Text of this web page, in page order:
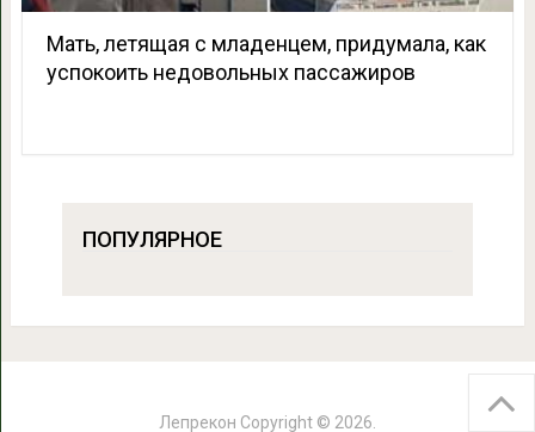
Мать, летящая с младенцем, придумала, как
успокоить недовольных пассажиров
ПОПУЛЯРНОЕ
Лепрекон Copyright © 2026.